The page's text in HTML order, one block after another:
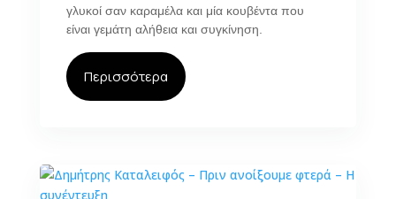
γλυκοί σαν καραμέλα και μία κουβέντα που
είναι γεμάτη αλήθεια και συγκίνηση.
Περισσότερα